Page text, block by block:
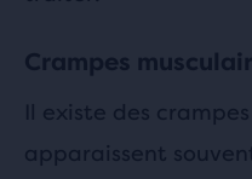
Crampes
Il existe des
apparaissent